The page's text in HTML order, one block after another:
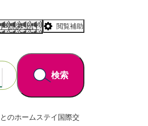
読み上げ 閲覧補助
検索
のホームステイ国際交